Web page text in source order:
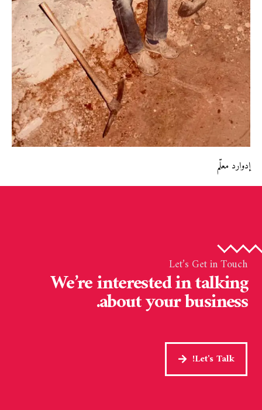
إدوارد معلّم
Let’s Get in Touch
We’re interested in talking
about your business.
Let's Talk!